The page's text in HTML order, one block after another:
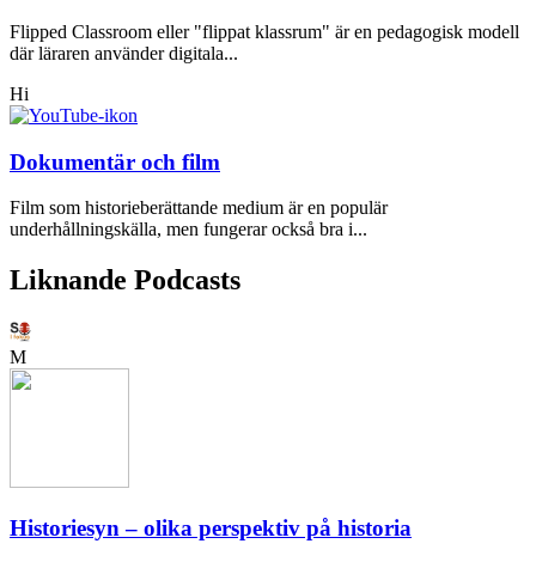
Flipped Classroom eller "flippat klassrum" är en pedagogisk modell
där läraren använder digitala...
Hi
Dokumentär och film
Film som historieberättande medium är en populär
underhållningskälla, men fungerar också bra i...
Liknande Podcasts
M
Historiesyn – olika perspektiv på historia